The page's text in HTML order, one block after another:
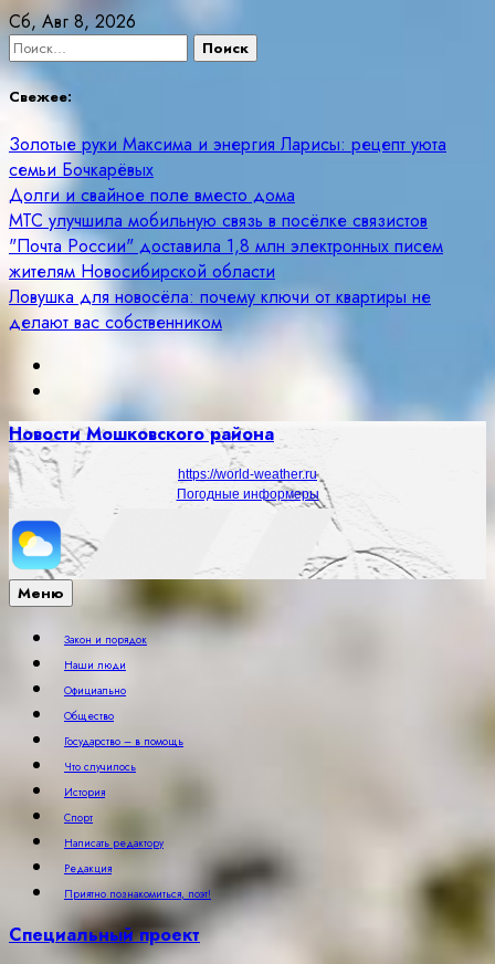
Skip
to
content
Сб, Авг 8, 2026
Найти:
Свежее:
Золотые руки Максима и энергия Ларисы: рецепт уюта
семьи Бочкарёвых
Долги и свайное поле вместо дома
МТС улучшила мобильную связь в посёлке связистов
"Почта России" доставила 1,8 млн электронных писем
жителям Новосибирской области
Ловушка для новосёла: почему ключи от квартиры не
делают вас собственником
Новости Мошковского района
https://world-weather.ru
Погодные информеры
Меню
Закон и порядок
Наши люди
Официально
Общество
Государство – в помощь
Что случилось
История
Спорт
Написать редактору
Редакция
Приятно познакомиться, поэт!
Специальный проект